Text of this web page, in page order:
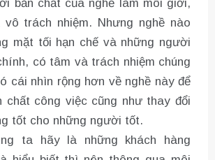
bản chất của nghề làm môi giới,
trách nhiệm. Nhưng nghề nào
mặt tối hạn chế và những người
có tâm và trách nhiệm chúng
cái nhìn rộng hơn về nghề này để
chất công việc cũng như thay đổi
tốt cho những người tốt.
ta hãy là những khách hàng